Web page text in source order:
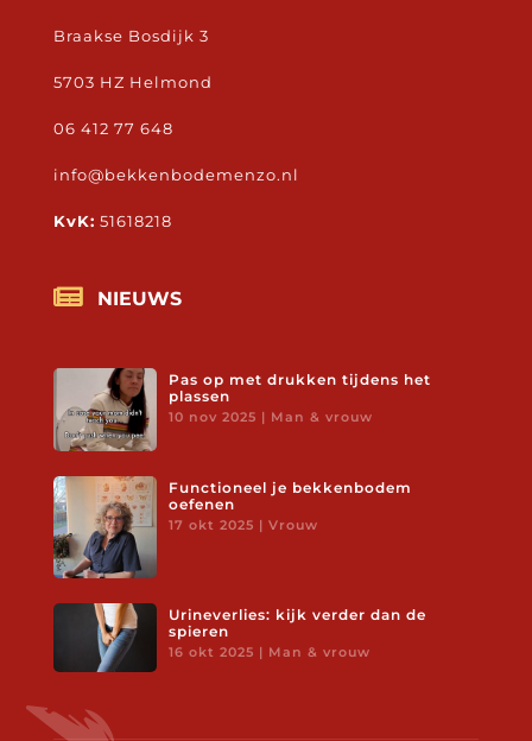
Braakse Bosdijk 3
5703 HZ Helmond
06 412 77 648
info@bekkenbodemenzo.nl
KvK: 51618218
 NIEUWS
Pas op met drukken tijdens het
plassen
10 nov 2025 | Man & vrouw
Functioneel je bekkenbodem
oefenen
17 okt 2025 | Vrouw
Urineverlies: kijk verder dan de
spieren
16 okt 2025 | Man & vrouw